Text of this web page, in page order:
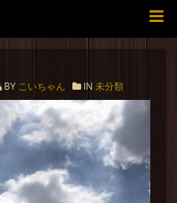
BY こいちゃん IN 未分類